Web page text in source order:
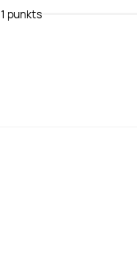
1 punkts